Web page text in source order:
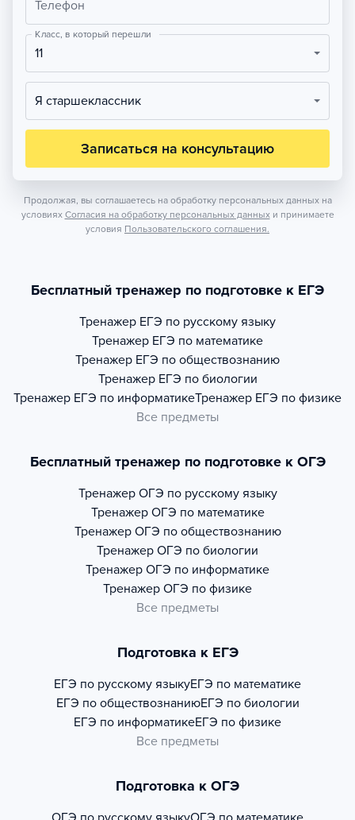
Телефон
Класс, в который перешли
11
Я старшеклассник
Записаться на консультацию
Продолжая, вы соглашаетесь на обработку персональных данных на
условиях Согласия на обработку персональных данных и принимаете
условия Пользовательского соглашения.
Бесплатный тренажер по подготовке к ЕГЭ
Тренажер ЕГЭ по русскому языку
Тренажер ЕГЭ по математике
Тренажер ЕГЭ по обществознанию
Тренажер ЕГЭ по биологии
Тренажер ЕГЭ по информатикеТренажер ЕГЭ по физике
Все предметы
Бесплатный тренажер по подготовке к ОГЭ
Тренажер ОГЭ по русскому языку
Тренажер ОГЭ по математике
Тренажер ОГЭ по обществознанию
Тренажер ОГЭ по биологии
Тренажер ОГЭ по информатике
Тренажер ОГЭ по физике
Все предметы
Подготовка к ЕГЭ
ЕГЭ по русскому языкуЕГЭ по математике
ЕГЭ по обществознаниюЕГЭ по биологии
ЕГЭ по информатикеЕГЭ по физике
Все предметы
Подготовка к ОГЭ